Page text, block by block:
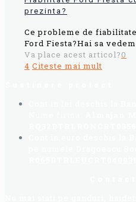
prezinta?
Ce probleme de
Ford Fiesta?Hai sa
Va place acest articol?0
4 Citeste mai mult